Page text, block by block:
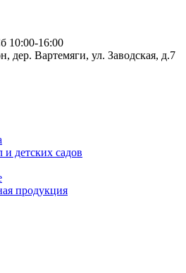
10:00-16:00
дер. Вартемяги, ул. Заводская, д.7
детских садов
продукция